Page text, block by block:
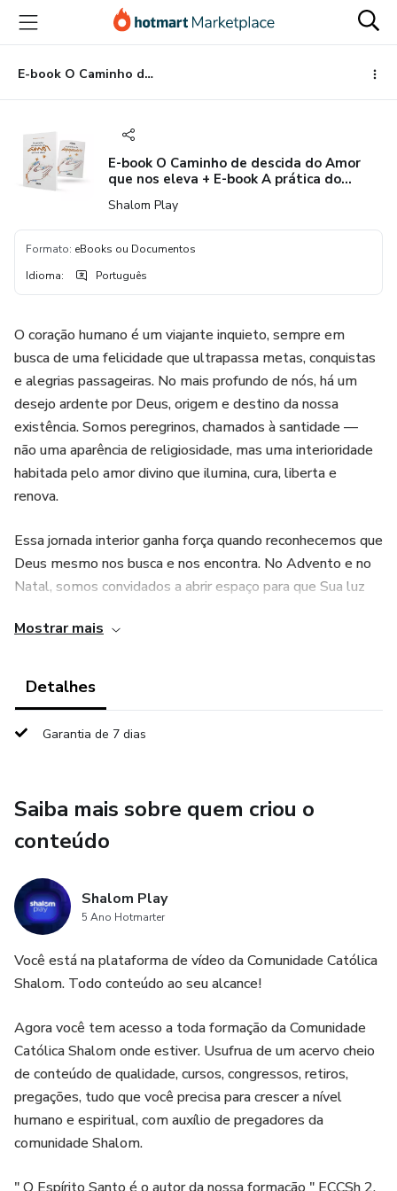
para
conteúdo
principal
para
pagamento
para
rodapé
E-book O Caminho de descida do Amor que nos eleva + E-book A prática do Despojamento
E-book O Caminho de descida do Amor
que nos eleva + E-book A prática do
Shalom Play
Formato: eBooks ou Documentos
Idioma: Português
O coração humano é um viajante inquieto, sempre em
busca de uma felicidade que ultrapassa metas, conquistas
e alegrias passageiras. No mais profundo de nós, há um
desejo ardente por Deus, origem e destino da nossa
existência. Somos peregrinos, chamados à santidade —
não uma aparência de religiosidade, mas uma interioridade
habitada pelo amor divino que ilumina, cura, liberta e
renova.
Essa jornada interior ganha força quando reconhecemos que
Deus mesmo nos busca e nos encontra. No Advento e no
Natal, somos convidados a abrir espaço para que Sua luz
passo rumo à santidade nasce da oração, da conversão e da
vivência do despojamento, refletido no olhar compassivo
indiferença, mas se aproxima, acolhe e doa. Ele não é
apenas renúncia material, mas uma escolha interior que
Unidos, estes dois materiais apresentam um caminho
completo:
– A descida do Amor que nos eleva, conduzindo à
do Advento e do Natal.
– A prática do despojamento, formando um coração
semelhante ao de Cristo, sensível, compassivo e capaz de
doar-se por amor.
Que esta leitura desperte em você o desejo de santidade,
firme o olhar em Deus e fortaleça seu coração na prática
Mostrar mais
Detalhes
Garantia de 7 dias
Saiba mais sobre quem criou o
conteúdo
Shalom Play
5 Ano Hotmarter
Você está na plataforma de vídeo da Comunidade Católica
Shalom. Todo conteúdo ao seu alcance!
Agora você tem acesso a toda formação da Comunidade
Católica Shalom onde estiver. Usufrua de um acervo cheio
de conteúdo de qualidade, cursos, congressos, retiros,
pregações, tudo que você precisa para crescer a nível
humano e espiritual, com auxílio de pregadores da
comunidade Shalom.